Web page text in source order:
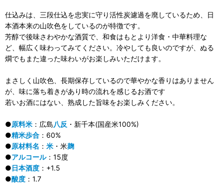
仕込みは、三段仕込を忠実に守り活性炭濾過を廃しているため、日
本酒本来の山吹色をしているのが特徴です。
芳醇で後味さわやかな酒質で、和食はもとより洋食・中華料理な
ど、幅広く味わってみてください。冷やしても良いのですが、ぬる
燗でもまた違った味わいがお楽しみいただけます。
まさしく山吹色、長期保存しているので華やかな香りはありません
が、味に落ち着きがあり時の流れを感じるお酒です
若いお酒にはない、熟成した旨味をお楽しみください。
●原料米 ：広島八反 ・新千本(国産米100%)
●精米歩合 ：60%
●原材料名 ： 米 ・米麹
●アルコール：15度
●日本酒度 ：+1.5
●酸度 ：1.7